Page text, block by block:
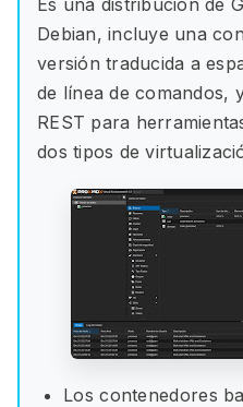
Es una distribución de
Debian, incluye una
versión traducida a
de línea de comandos,
REST para
dos tipos de
Los contenedores